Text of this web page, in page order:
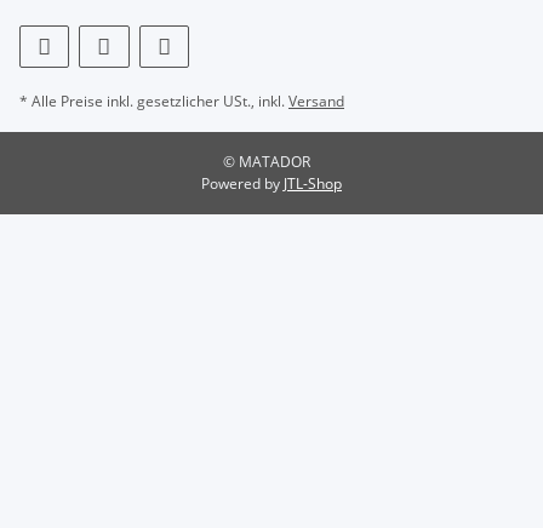
* Alle Preise inkl. gesetzlicher USt., inkl.Versand
© MATADOR
Powered by JTL-Shop